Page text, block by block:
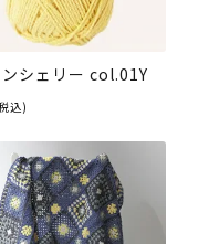
シェリー col.01Y
込)